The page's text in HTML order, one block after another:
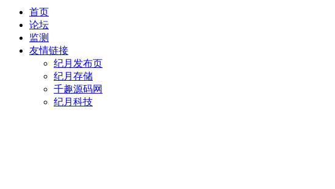
首页
论坛
监测
友情链接
纪月发布页
纪月存储
千趣源码网
纪月科技